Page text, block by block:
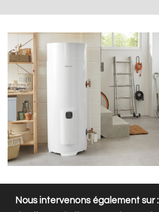
Nous intervenons également sur :